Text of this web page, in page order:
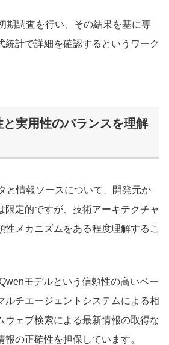
期調査を行い、その結果を基に専
統計で詳細を確認するというワーク
と実用性のバランスを理解
と情報ソースについて、開発元か
限定的ですが、技術アーキテクチャ
性メカニズムをある程度理解するこ
モデルという信頼性の高いベー
ルチエージェントシステムによる相
ウェブ検索による最新情報の取得な
報の正確性を担保しています。